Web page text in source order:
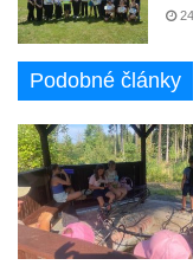
Podobné články